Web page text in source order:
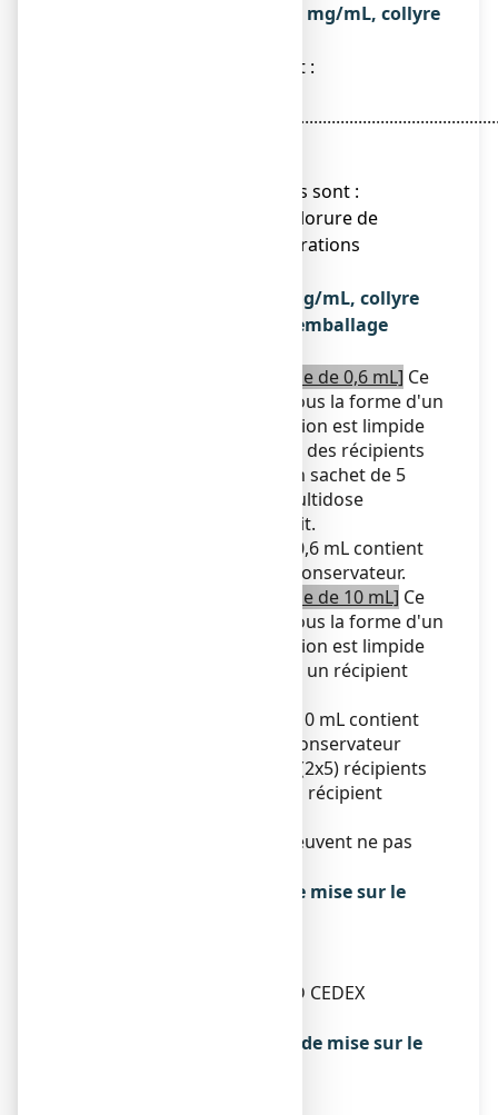
Ce que contient ZAMELINE 1 mg/mL, collyre
● La substance active est :
● Les autres composants sont :
Acide borique, borax, chlorure de
sodium, eau pour préparations
Qu’est-ce que ZAMELINE 1 mg/mL, collyre
en solution et contenu de l’emballage
[Pour un récipient multidose de 0,6 mL] Ce
médicament se présente sous la forme d'un
collyre en solution. La solution est limpide
et incolore, présentée dans des récipients
multidoses conditionnés en sachet de 5
unités, chaque récipient multidose
contenant 0,6 mL de produit.
Un récipient multidose de 0,6 mL contient
au moins 12 gouttes sans conservateur.
[Pour un récipient multidose de 10 mL] Ce
médicament se présente sous la forme d'un
collyre en solution. La solution est limpide
et incolore, présentée dans un récipient
Un récipient multidose de 10 mL contient
environ 250 gouttes sans conservateur
Une boîte contient 5 ou 10 (2x5) récipients
multidoses de 0,6 mL ou un récipient
Toutes les présentations peuvent ne pas
Titulaire de l’autorisation de mise sur le
63017 CLERMONT-FERRAND CEDEX
Exploitant de l’autorisation de mise sur le